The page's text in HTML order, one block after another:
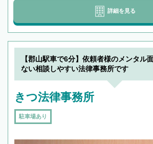
詳細を見る
【郡山駅車で6分】依頼者様のメンタル
ない相談しやすい法律事務所です
きつ法律事務所
駐車場あり